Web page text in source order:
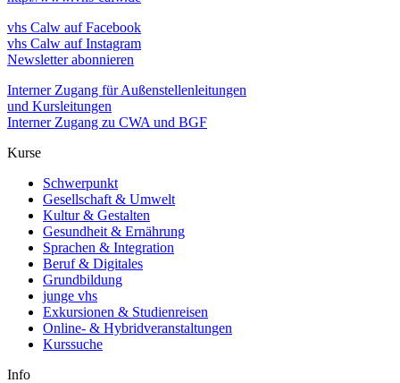
vhs Calw auf Facebook
vhs Calw auf Instagram
Newsletter abonnieren
Interner Zugang für Außenstellenleitungen
und Kursleitungen
Interner Zugang zu CWA und BGF
Kurse
Schwerpunkt
Gesellschaft & Umwelt
Kultur & Gestalten
Gesundheit & Ernährung
Sprachen & Integration
Beruf & Digitales
Grundbildung
junge vhs
Exkursionen & Studienreisen
Online- & Hybridveranstaltungen
Kurssuche
Info